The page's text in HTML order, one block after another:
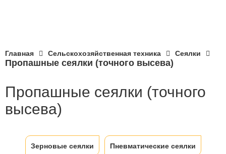
Главная Сельскохозяйственная техника Сеялки
Пропашные сеялки (точного высева)
Пропашные сеялки (точного
высева)
Зерновые сеялки Пневматические сеялки